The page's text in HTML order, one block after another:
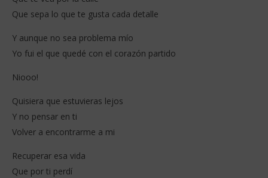
Que sepa lo que te gusta cada detalle
Y aunque no sea problema mío
Yo fui el que quedé con el corazón partido
Niooo!
Quisiera que estuvieras lejos
Y no pensar en ti
Volver a encontrarme a mi
Recuperar esa vida
Que por ti perdí